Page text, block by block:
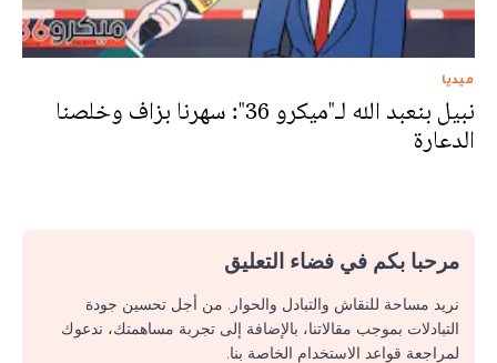
ميديا
نبيل بنعبد الله لـ"ميكرو 36": سهرنا بزاف وخلصنا
الدعارة
مرحبا بكم في فضاء التعليق
نريد مساحة للنقاش والتبادل والحوار. من أجل تحسين جودة
التبادلات بموجب مقالاتنا، بالإضافة إلى تجربة مساهمتك، ندعوك
لمراجعة قواعد الاستخدام الخاصة بنا.